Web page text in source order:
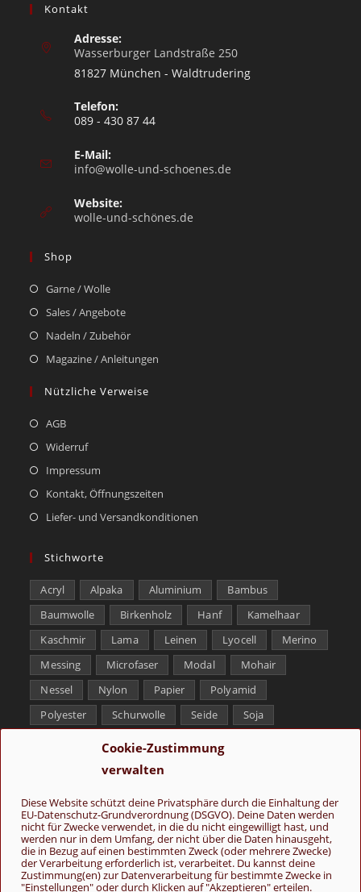
Cookie-Zustimmung
verwalten
Diese Website schützt deine Privatsphäre durch die Einhaltung der
EU-Datenschutz-Grundverordnung (DSGVO). Deine Daten werden
nicht für Zwecke verwendet, in die du nicht eingewilligt hast, und
werden nur in dem Umfang, der nicht über die Daten hinausgeht,
die in Bezug auf einen bestimmten Zweck (oder mehrere Zwecke)
der Verarbeitung erforderlich ist, verarbeitet. Du kannst deine
Zustimmung(en) zur Datenverarbeitung für bestimmte Zwecke in
"Einstellungen" oder durch Klicken auf "Akzeptieren" erteilen.
Kontakt
Adresse:
Wasserburger Landstraße 250
81827 München - Waldtrudering
Telefon:
089 - 430 87 44
E-Mail:
info@wolle-und-schoenes.de
Website:
wolle-und-schönes.de
Shop
Garne / Wolle
Sales / Angebote
Nadeln / Zubehör
Magazine / Anleitungen
Nützliche Verweise
AGB
Widerruf
Impressum
Kontakt, Öffnungszeiten
Liefer- und Versandkonditionen
Stichworte
Acryl Alpaka Aluminium
Bambus
Baumwolle
Birkenholz Hanf
Kamelhaar
Kaschmir
Lama Leinen Lyocell
Merino
Messing
Microfaser Modal
Mohair
Nessel
Nylon Papier
Polyamid
Polyester
Schurwolle Seide
Soja
Tencel
Yak
Folge uns